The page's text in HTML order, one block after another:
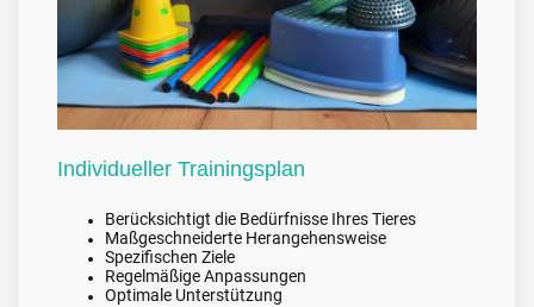
Individueller Trainingsplan
Berücksichtigt die Bedürfnisse Ihres Tieres
Maßgeschneiderte Herangehensweise
Spezifischen Ziele
Regelmäßige Anpassungen
Optimale Unterstützung